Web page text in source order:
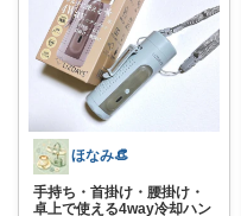
ほなみ👒
手持ち・首掛け・腰掛け・
卓上で使える4way冷却ハン